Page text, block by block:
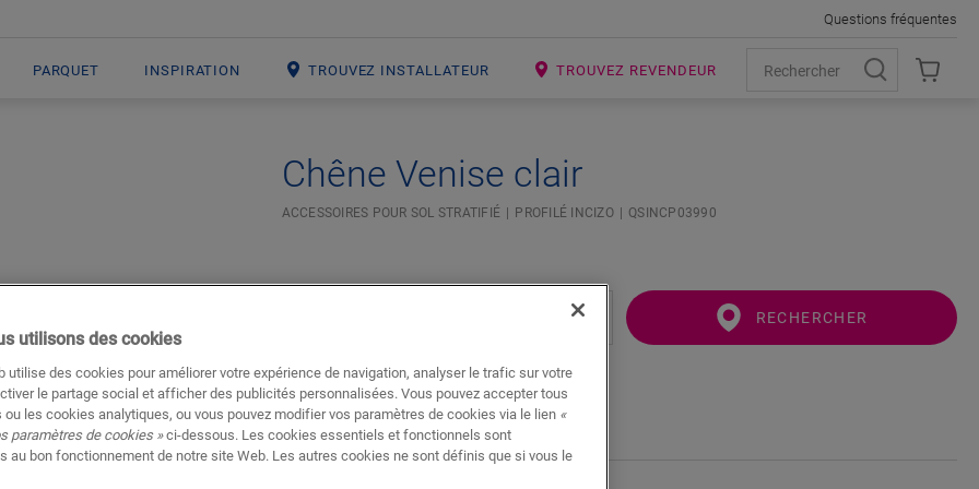
PARQUET INSPIRATION TROUVEZ INSTALLATEUR TROUVEZ REVENDEUR
Questions fréquentes
Chêne Venise clair
ACCESSOIRES POUR SOL STRATIFIÉ PROFILÉ INCIZO QSINCP03990
RECHERCHER
Aller directement à la section Téléchargements
utilisons des cookies
utilise des cookies pour améliorer votre expérience de navigation, analyser le trafic sur votre
le partage social et afficher des publicités personnalisées. Vous pouvez accepter tous
ou les cookies analytiques, ou vous pouvez modifier vos paramètres de cookies via le lien «
paramètres de cookies »ci-dessous. Les cookies essentiels et fonctionnels sont
au bon fonctionnement de notre site Web. Les autres cookies ne sont définis que si vous le